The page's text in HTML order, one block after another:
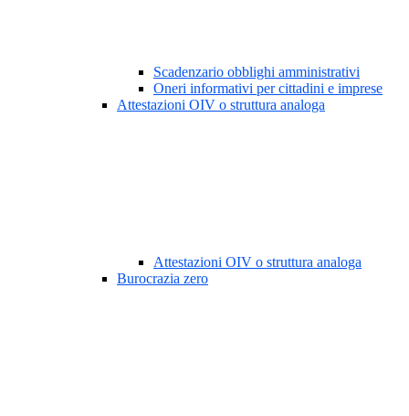
Scadenzario obblighi amministrativi
Oneri informativi per cittadini e imprese
Attestazioni OIV o struttura analoga
Attestazioni OIV o struttura analoga
Burocrazia zero